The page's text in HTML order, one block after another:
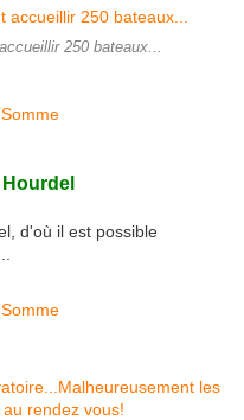
250 bateaux...
d'où il est possible